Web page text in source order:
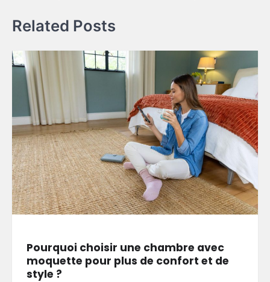
Related Posts
Pourquoi choisir une chambre avec
moquette pour plus de confort et de
style ?